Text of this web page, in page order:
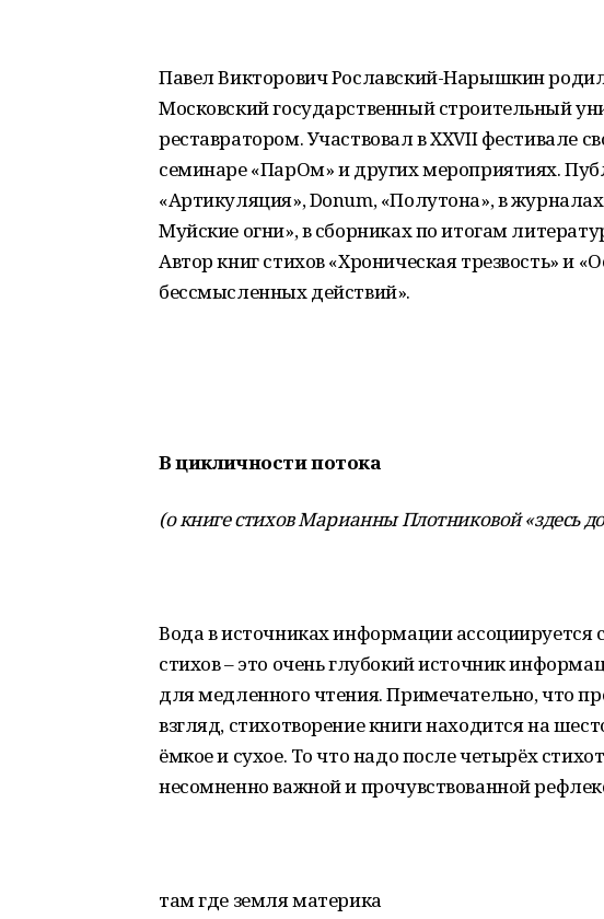
Павел Викторович Рославский-Нарышкин
Московский государственный строительный
реставратором. Участвовал в XXVII фестивале
семинаре «ПарОм» и других мероприятиях.
«Артикуляция», Donum, «Полутона», в
Муйские огни», в сборниках по итогам
Автор книг стихов «Хроническая трезвость» и
бессмысленных действий».
В цикличности потока
(о книге стихов Марианны Плотниковой «здесь
Вода в источниках информации
стихов – это очень глубокий источник
для медленного чтения. Примечательно, что
взгляд, стихотворение книги находится на
ёмкое и сухое. То что надо после четырёх
несомненно важной и прочувствованной
там где земля материка